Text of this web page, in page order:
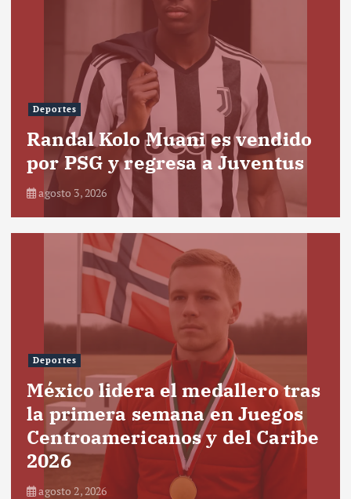
Deportes
Randal Kolo Muani es vendido
por PSG y regresa a Juventus
agosto 3, 2026
Deportes
México lidera el medallero tras
la primera semana en Juegos
Centroamericanos y del Caribe
2026
agosto 2, 2026